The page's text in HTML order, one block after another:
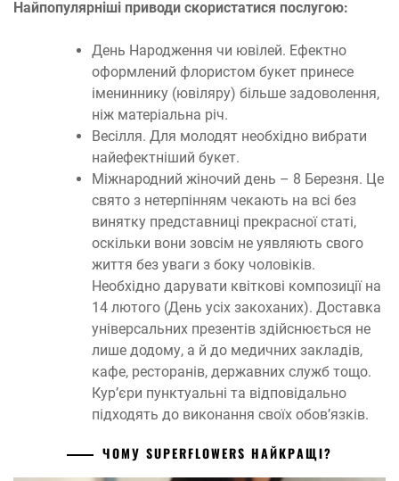
Найпопулярніші приводи скористатися послугою:
День Народження чи ювілей. Ефектно
оформлений флористом букет принесе
імениннику (ювіляру) більше задоволення,
ніж матеріальна річ.
Весілля. Для молодят необхідно вибрати
найефектніший букет.
Міжнародний жіночий день – 8 Березня. Це
свято з нетерпінням чекають на всі без
винятку представниці прекрасної статі,
оскільки вони зовсім не уявляють свого
життя без уваги з боку чоловіків.
Необхідно дарувати квіткові композиції на
14 лютого (День усіх закоханих). Доставка
універсальних презентів здійснюється не
лише додому, а й до медичних закладів,
кафе, ресторанів, державних служб тощо.
Кур’єри пунктуальні та відповідально
підходять до виконання своїх обов’язків.
ЧОМУ SUPERFLOWERS НАЙКРАЩІ?